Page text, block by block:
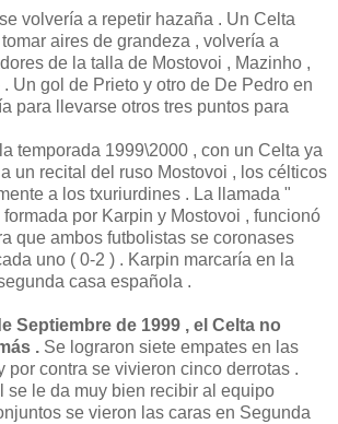
volvería a repetir hazaña . Un Celta
aires de grandeza , volvería a
de la talla de Mostovoi , Mazinho ,
Un gol de Prieto y otro de De Pedro en
para llevarse otros tres puntos para
temporada 1999\2000 , con un Celta ya
un recital del ruso Mostovoi , los célticos
a los txuriurdines . La llamada "
por Karpin y Mostovoi , funcionó
que ambos futbolistas se coronases
uno ( 0-2 ) . Karpin marcaría en la
casa española .
Septiembre de 1999 , el Celta no
. Se lograron siete empates en las
por contra se vivieron cinco derrotas .
se le da muy bien recibir al equipo
se vieron las caras en Segunda